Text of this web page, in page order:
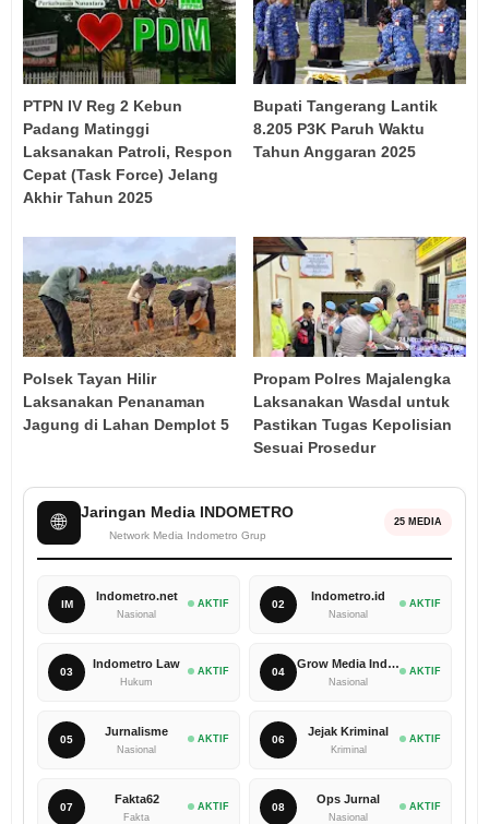
PTPN IV Reg 2 Kebun
Padang Matinggi
Laksanakan Patroli, Respon
Cepat (Task Force) Jelang
Akhir Tahun 2025
Bupati Tangerang Lantik
8.205 P3K Paruh Waktu
Tahun Anggaran 2025
Polsek Tayan Hilir
Laksanakan Penanaman
Jagung di Lahan Demplot 5
Propam Polres Majalengka
Laksanakan Wasdal untuk
Pastikan Tugas Kepolisian
Sesuai Prosedur
🌐 Jaringan Media INDOMETRO
Network Media Indometro Grup
25 MEDIA
IM
Indometro.net
Nasional
AKTIF 02
Indometro.id
Nasional
AKTIF
03
Indometro Law
Hukum
AKTIF 04
Grow Media Indonesia
Nasional
AKTIF
05
Jurnalisme
Nasional
AKTIF 06
Jejak Kriminal
Kriminal
AKTIF
07
Fakta62
Fakta
AKTIF 08
Ops Jurnal
Nasional
AKTIF